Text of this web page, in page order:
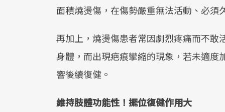
面積燒燙傷，在傷勢嚴重無法活動、必
再加上，燒燙傷患者常因劇烈疼痛而不
身體，而出現疤痕攣縮的現象，若未適
響後續復健。
維持肢體功能性！擺位復健作用大